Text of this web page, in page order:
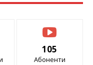
105
Абоненти